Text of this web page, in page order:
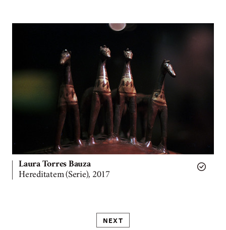
Laura Torres Bauza
Hereditatem (Serie), 2017
NEXT